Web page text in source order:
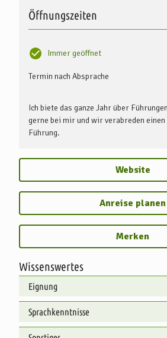
Wissenswertes
Eignung
Sprachkenntnisse
Öffnungszeiten
Immer geöffnet
Termin nach Absprache
Ich biete das ganze Jahr über
gerne bei mir und wir verabreden
Führung.
Website
Anreise planen
Merken